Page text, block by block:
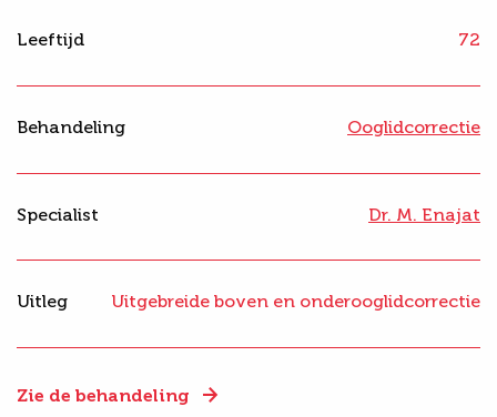
Zie de behandeling
Leeftijd 72
Behandeling Ooglidcorrectie
Specialist Dr. M. Enajat
Uitleg Uitgebreide boven en onderooglidcorrectie